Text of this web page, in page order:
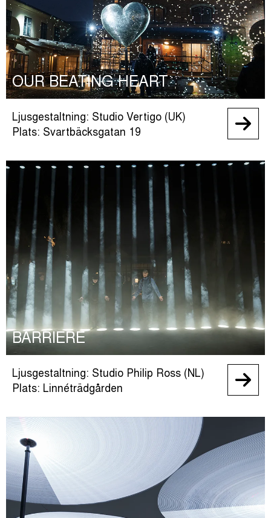
OUR BEATING HEART
Ljusgestaltning: Studio Vertigo (UK)
Plats: Svartbäcksgatan 19
BARRIERE
Ljusgestaltning: Studio Philip Ross (NL)
Plats: Linnéträdgården